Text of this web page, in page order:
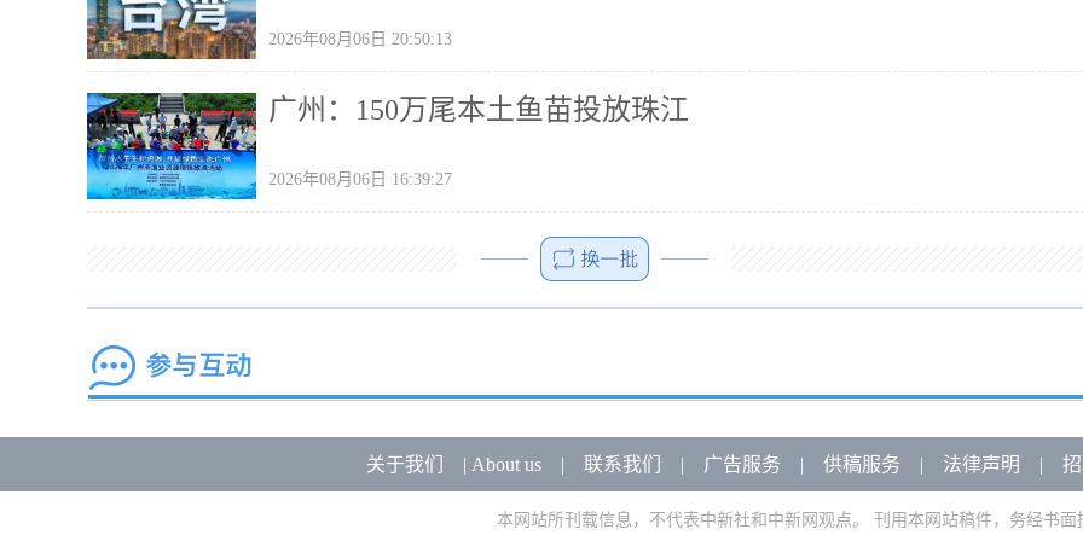
2026年08月06日 20:50:13
广州：150万尾本土鱼苗投放珠江
2026年08月06日 16:39:27
关于我们 | About us| 联系我们 | 广告服务 | 供稿服务 | 法律声明 |
本网站所刊载信息，不代表中新社和中新网观点。 刊用本网站稿件，务经书面